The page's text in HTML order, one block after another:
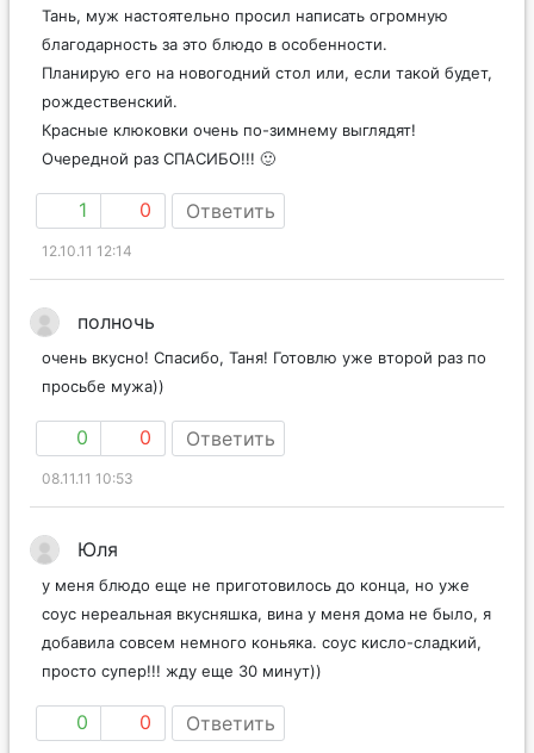
Тань, муж настоятельно просил написать огромную
благодарность за это блюдо в особенности.
Планирую его на новогодний стол или, если такой будет,
рождественский.
Красные клюковки очень по-зимнему выглядят!
Очередной раз СПАСИБО!!! 🙂
1 0 Ответить
12.10.11 12:14
полночь
очень вкусно! Спасибо, Таня! Готовлю уже второй раз по
просьбе мужа))
0 0 Ответить
08.11.11 10:53
Юля
у меня блюдо еще не приготовилось до конца, но уже
соус нереальная вкусняшка, вина у меня дома не было, я
добавила совсем немного коньяка. соус кисло-сладкий,
просто супер!!! жду еще 30 минут))
0 0 Ответить